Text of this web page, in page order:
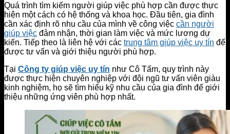
Quá trình tìm kiếm người giúp việc phù hợp cần được thực
hiện một cách có hệ thống và khoa học. Đầu tiên, gia đình
cần xác định rõ nhu cầu của mình về công việc cần người
giúp việc đảm nhận, thời gian làm việc và mức lương dự
kiến. Tiếp theo là liên hệ với các trung tâm giúp việc uy tín để
được tư vấn và giới thiệu người phù hợp.
Tại Công ty giúp việc uy tín như Cô Tấm, quy trình này
được thực hiện chuyên nghiệp với đội ngũ tư vấn viên giàu
kinh nghiệm, họ sẽ tìm hiểu kỹ nhu cầu của gia đình để giới
thiệu những ứng viên phù hợp nhất.